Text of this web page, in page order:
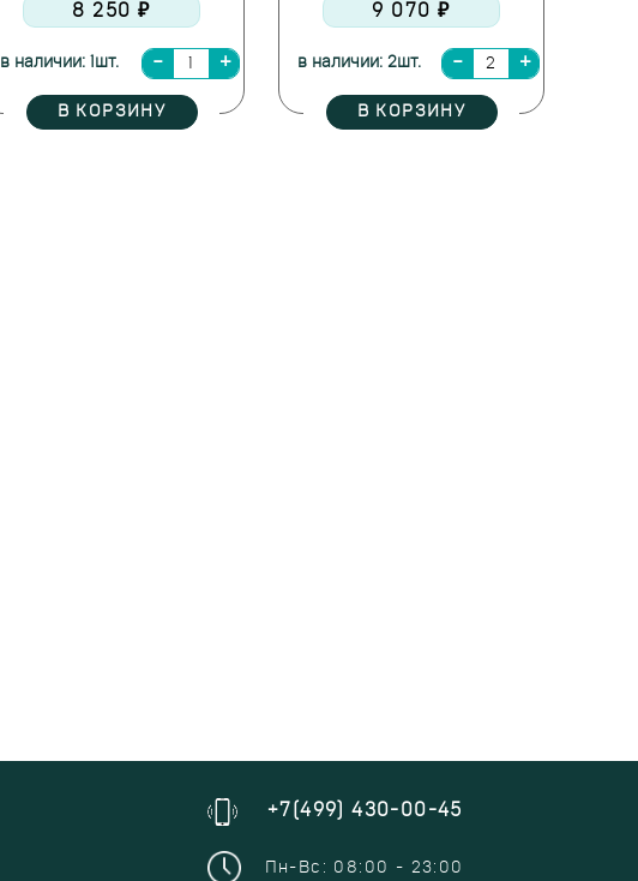
8 250 ₽
в наличии: 1шт.
В КОРЗИНУ
9 070 ₽
в наличии: 2шт.
В КОРЗИНУ
+7(499) 430-00-45
Пн-Вс: 08:00 - 23:00